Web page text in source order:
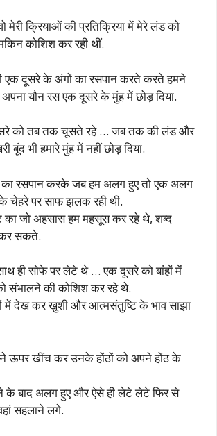
मेरी क्रियाओं की प्रतिक्रिया में मेरे लंड को
कोशिश कर रही थीं.
एक दूसरे के अंगों का रसपान करते करते हमने
यौन रस एक दूसरे के मुंह में छोड़ दिया.
को तब तक चूसते रहे … जब तक की लंड और
बूंद भी हमारे मुंह में नहीं छोड़ दिया.
रसपान करके जब हम अलग हुए तो एक अलग
चेहरे पर साफ झलक रही थी.
जो अहसास हम महसूस कर रहे थे, शब्द
कर सकते.
ही सोफे पर लेटे थे … एक दूसरे को बांहों में
संभालने की कोशिश कर रहे थे.
देख कर खुशी और आत्मसंतुष्टि के भाव साझा
ऊपर खींच कर उनके होंठों को अपने होंठ के
के बाद अलग हुए और ऐसे ही लेटे लेटे फिर से
सहलाने लगे.